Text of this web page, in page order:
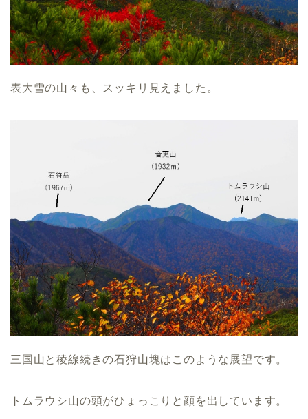
表大雪の山々も、スッキリ見えました。
三国山と稜線続きの石狩山塊はこのような展望です。
トムラウシ山の頭がひょっこりと顔を出しています。